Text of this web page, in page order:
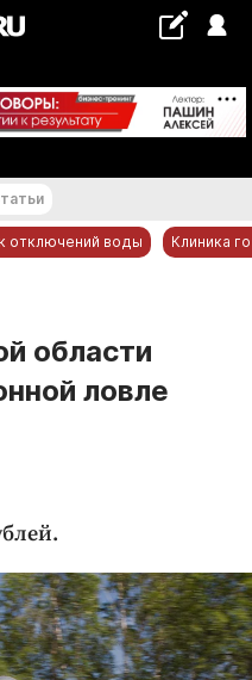
°С
отключений воды Клиника
области
ловле